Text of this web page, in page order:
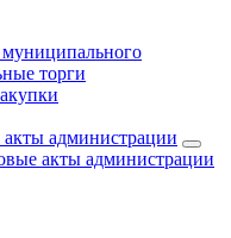
торги
администрации
акты администрации